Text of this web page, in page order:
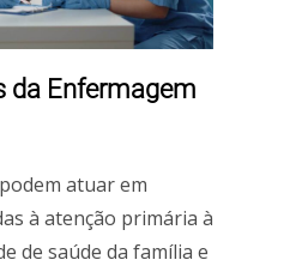
da Enfermagem
atuar em
à atenção primária à
de saúde da família e